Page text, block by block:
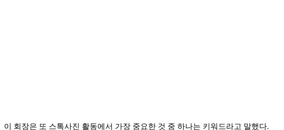
이 회장은 또 스톡사진 활동에서 가장 중요한 것 중 하나는 키워드라고 말했다.